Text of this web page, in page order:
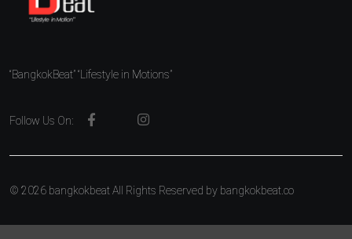
“BangkokBeat” “Lifestyle in Motions”
Follow Us On:
© 2026 bangkokbeat All Rights Reserved by bangkokbeat.co